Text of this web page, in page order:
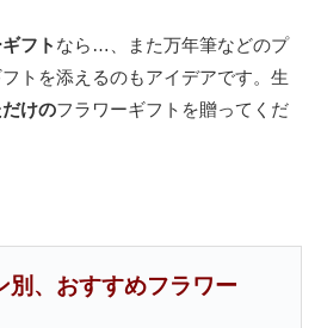
フト なら…、また万年筆などのプ
トを添えるのもアイデアです。生
けのフラワーギフトを贈ってくだ
別、おすすめフラワー